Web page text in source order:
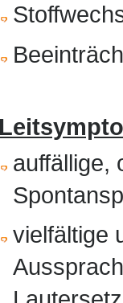
auffällige,
vielfältige